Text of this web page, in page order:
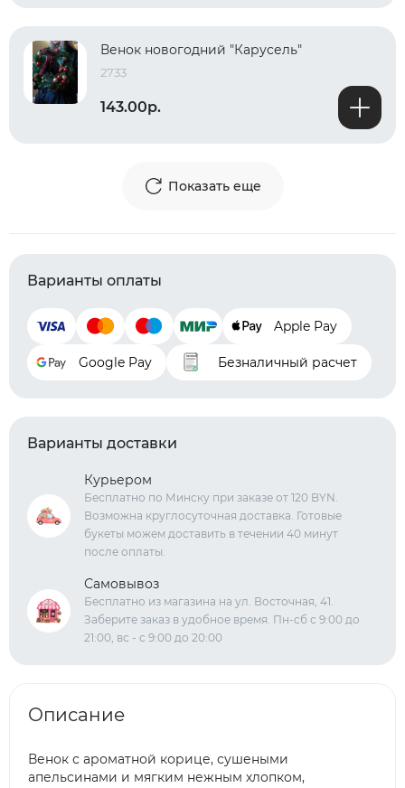
Венок новогодний "Карусель"
2733
143.00р.
Показать еще
Варианты оплаты
Apple Pay
Google Pay Безналичный расчет
Варианты доставки
Курьером
Бесплатно по Минску при заказе от 120 BYN.
Возможна круглосуточная доставка. Готовые
букеты можем доставить в течении 40 минут
после оплаты.
Самовывоз
Бесплатно из магазина на ул. Восточная, 41.
Заберите заказ в удобное время. Пн-сб с 9:00 до
21:00, вс - с 9:00 до 20:00
Описание
Венок с ароматной корице, сушеными
апельсинами и мягким нежным хлопком,